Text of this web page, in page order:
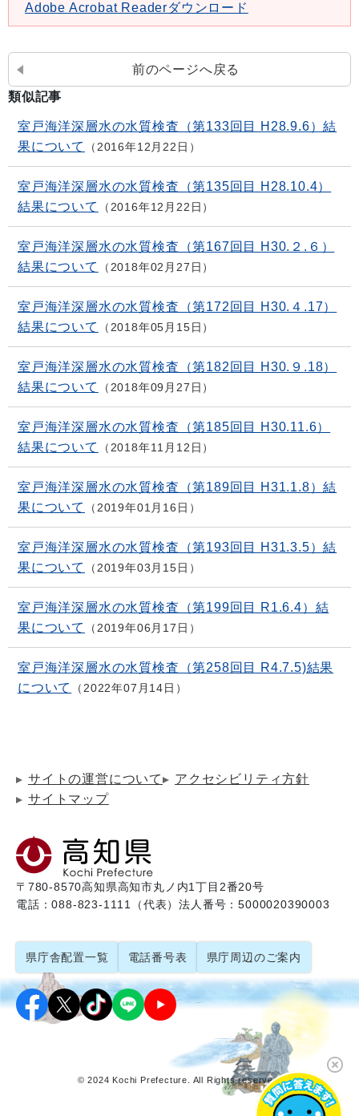
Adobe Acrobat Readerダウンロード
前のページへ戻る
類似記事
室戸海洋深層水の水質検査（第133回目 H28.9.6）結
果について
2016年12月22日
室戸海洋深層水の水質検査（第135回目 H28.10.4）
結果について
2016年12月22日
室戸海洋深層水の水質検査（第167回目 H30.２.６）
結果について
2018年02月27日
室戸海洋深層水の水質検査（第172回目 H30.４.17）
結果について
2018年05月15日
室戸海洋深層水の水質検査（第182回目 H30.９.18）
結果について
2018年09月27日
室戸海洋深層水の水質検査（第185回目 H30.11.6）
結果について
2018年11月12日
室戸海洋深層水の水質検査（第189回目 H31.1.8）結
果について
2019年01月16日
室戸海洋深層水の水質検査（第193回目 H31.3.5）結
果について
2019年03月15日
室戸海洋深層水の水質検査（第199回目 R1.6.4）結
果について
2019年06月17日
室戸海洋深層水の水質検査（第258回目 R4.7.5)結果
について
2022年07月14日
サイトの運営について
アクセシビリティ方針
サイトマップ
〒780-8570高知県高知市丸ノ内1丁目2番20号
電話：088-823-1111（代表）法人番号：5000020390003
県庁舎配置一覧 電話番号表 県庁周辺のご案内
© 2024 Kochi Prefecture. All Rights reserved.